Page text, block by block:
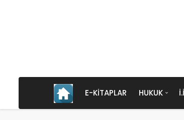
E-KITAPLAR HUKUK